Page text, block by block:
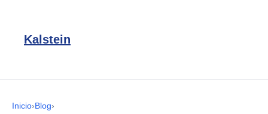
Kalstein
Inicio›Blog›